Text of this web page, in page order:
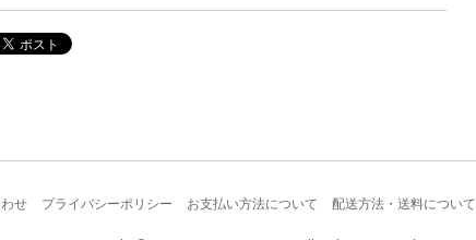
せ プライバシーポリシー お支払い方法について 配送方法・送料について